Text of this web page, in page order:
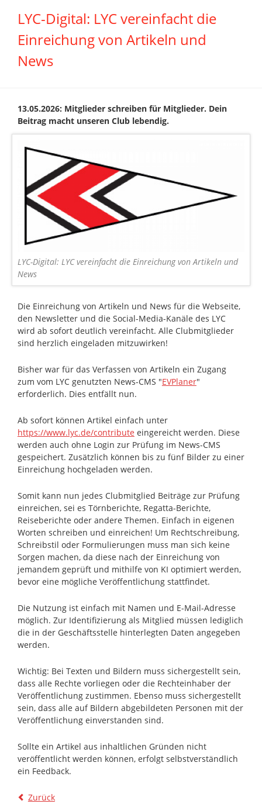
LYC-Digital: LYC vereinfacht die
Einreichung von Artikeln und
News
13.05.2026: Mitglieder schreiben für Mitglieder. Dein
Beitrag macht unseren Club lebendig.
LYC-Digital: LYC vereinfacht die Einreichung von Artikeln und
News
Die Einreichung von Artikeln und News für die Webseite,
den Newsletter und die Social-Media-Kanäle des LYC
wird ab sofort deutlich vereinfacht. Alle Clubmitglieder
sind herzlich eingeladen mitzuwirken!
Bisher war für das Verfassen von Artikeln ein Zugang
zum vom LYC genutzten News-CMS "EVPlaner"
erforderlich. Dies entfällt nun.
Ab sofort können Artikel einfach unter
https://www.lyc.de/contribute eingereicht werden. Diese
werden auch ohne Login zur Prüfung im News-CMS
gespeichert. Zusätzlich können bis zu fünf Bilder zu einer
Einreichung hochgeladen werden.
Somit kann nun jedes Clubmitglied Beiträge zur Prüfung
einreichen, sei es Törnberichte, Regatta-Berichte,
Reiseberichte oder andere Themen. Einfach in eigenen
Worten schreiben und einreichen! Um Rechtschreibung,
Schreibstil oder Formulierungen muss man sich keine
Sorgen machen, da diese nach der Einreichung von
jemandem geprüft und mithilfe von KI optimiert werden,
bevor eine mögliche Veröffentlichung stattfindet.
Die Nutzung ist einfach mit Namen und E-Mail-Adresse
möglich. Zur Identifizierung als Mitglied müssen lediglich
die in der Geschäftsstelle hinterlegten Daten angegeben
werden.
Wichtig: Bei Texten und Bildern muss sichergestellt sein,
dass alle Rechte vorliegen oder die Rechteinhaber der
Veröffentlichung zustimmen. Ebenso muss sichergestellt
sein, dass alle auf Bildern abgebildeten Personen mit der
Veröffentlichung einverstanden sind.
Sollte ein Artikel aus inhaltlichen Gründen nicht
veröffentlicht werden können, erfolgt selbstverständlich
ein Feedback.
Zurück